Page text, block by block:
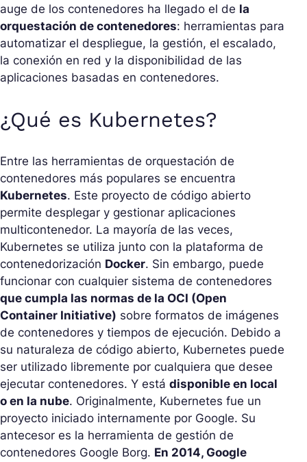
auge de los contenedores ha llegado el de la
orquestación de contenedores: herramientas para
automatizar el despliegue, la gestión, el escalado,
la conexión en red y la disponibilidad de las
aplicaciones basadas en contenedores.
¿Qué es Kubernetes?
Entre las herramientas de orquestación de
contenedores más populares se encuentra
Kubernetes. Este proyecto de código abierto
permite desplegar y gestionar aplicaciones
multicontenedor. La mayoría de las veces,
Kubernetes se utiliza junto con la plataforma de
contenedorización Docker. Sin embargo, puede
funcionar con cualquier sistema de contenedores
que cumpla las normas de la OCI (Open
Container Initiative) sobre formatos de imágenes
de contenedores y tiempos de ejecución. Debido a
su naturaleza de código abierto, Kubernetes puede
ser utilizado libremente por cualquiera que desee
ejecutar contenedores. Y está disponible en local
o en la nube. Originalmente, Kubernetes fue un
proyecto iniciado internamente por Google. Su
antecesor es la herramienta de gestión de
contenedores Google Borg. En 2014, Google